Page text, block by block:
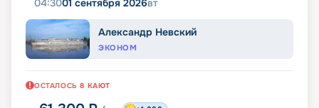
04:3001 сентября 2026вт
Александр Невский
ЭКОНОМ
ОСТАЛОСЬ 8 КАЮТ